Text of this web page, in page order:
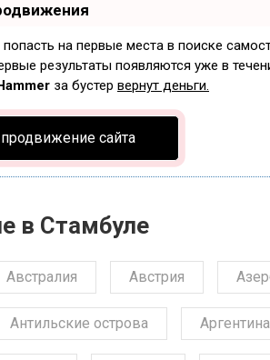
на первые места в поиске
результаты появляются уже в
за бустер вернут деньги.
продвижение сайта
в Стамбуле
Австралия Австрия
Антильские острова Аргентина